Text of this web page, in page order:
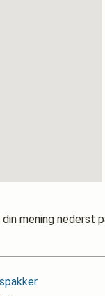
mening nederst